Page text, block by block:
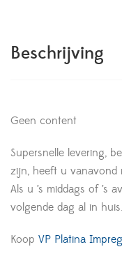
Beschrijving
Geen content
Supersnelle levering,
zijn, heeft u vanavond
Als u ’s middags of ’s
volgende dag al in huis.
Koop VP Platina